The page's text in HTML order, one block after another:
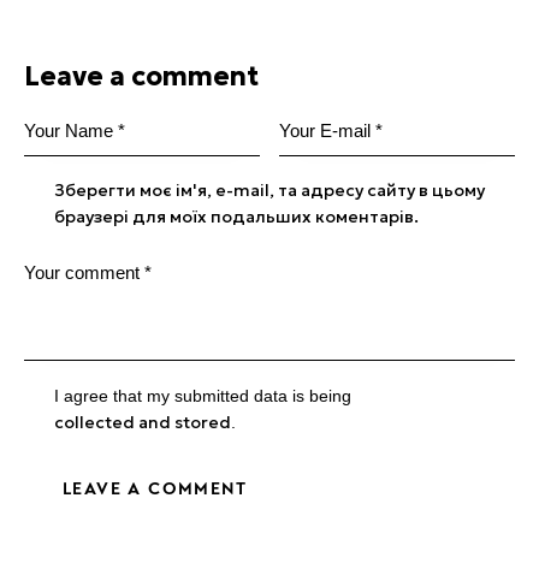
Leave a comment
Зберегти моє ім'я, e-mail, та адресу сайту в цьому
браузері для моїх подальших коментарів.
I agree that my submitted data is being
collected and stored